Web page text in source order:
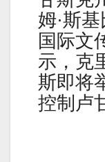
姆·斯
国际文
示，克
斯即将
控制卢